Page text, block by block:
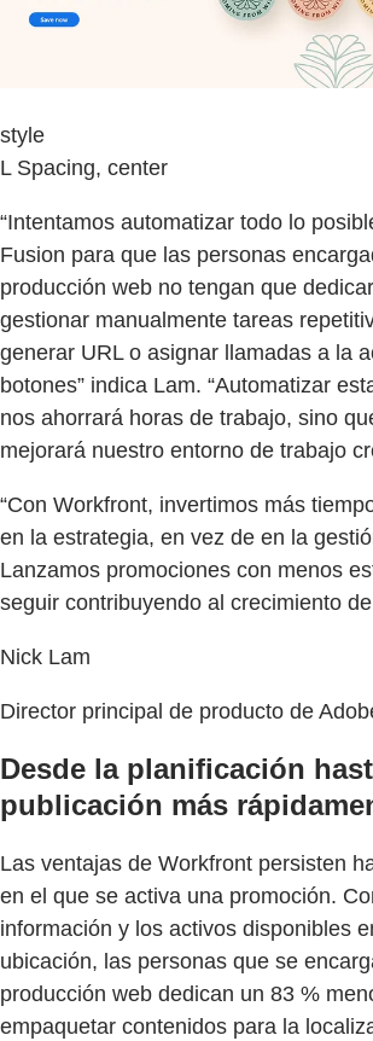
style
L Spacing, center
“Intentamos automatizar todo lo
Fusion para que las personas
producción web no tengan que
gestionar manualmente tareas
generar URL o asignar llamadas a la
botones” indica Lam. “Automatizar
nos ahorrará horas de trabajo, sino
mejorará nuestro entorno de trabajo
“Con Workfront, invertimos más
en la estrategia, en vez de en la
Lanzamos promociones con menos
seguir contribuyendo al crecimiento
Nick Lam
Director principal de producto de
Desde la planificación
publicación más
Las ventajas de Workfront persisten
en el que se activa una promoción.
información y los activos disponibles
ubicación, las personas que se
producción web dedican un 83 %
empaquetar contenidos para la